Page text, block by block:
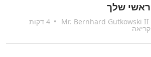
ראשי שלך
Mr. Bernhard Gutkowski II
• 4 דקות
קריאה